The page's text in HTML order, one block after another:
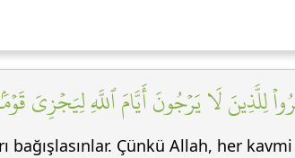
لِلَّذِينَ لَا يَرۡجُونَ أَيَّامَ ٱللَّهِ لِيَجۡزِيَ
Çünkü Allah, her kavmi